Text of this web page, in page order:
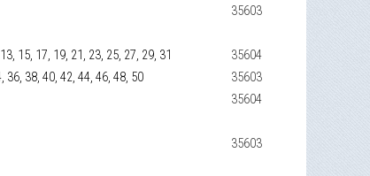
35603
15, 17, 19, 21, 23, 25, 27, 29, 31
35604
36, 38, 40, 42, 44, 46, 48, 50
35603
35604
35603